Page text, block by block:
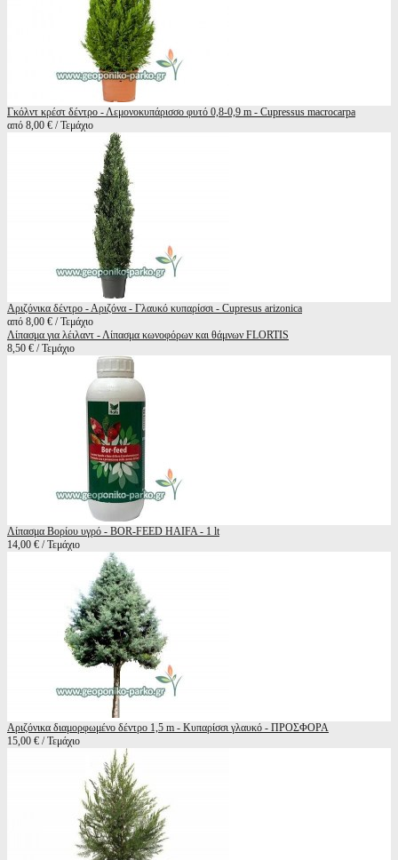
Γκόλντ κρέστ δέντρο - Λεμονοκυπάρισσο φυτό 0,8-0,9 m - Cupressus macrocarpa
από 8,00 € / Τεμάχιο
Αριζόνικα δέντρο - Αριζόνα - Γλαυκό κυπαρίσσι - Cupresus arizonica
από 8,00 € / Τεμάχιο
Λίπασμα για λέιλαντ - Λίπασμα κωνοφόρων και θάμνων FLORTIS
8,50 € / Τεμάχιο
Λίπασμα Βορίου υγρό - BOR-FEED HAIFA - 1 lt
14,00 € / Τεμάχιο
Αριζόνικα διαμορφωμένο δέντρο 1,5 m - Κυπαρίσσι γλαυκό - ΠΡΟΣΦΟΡΑ
15,00 € / Τεμάχιο